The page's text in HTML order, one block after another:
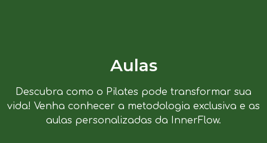
Aulas
Descubra como o Pilates pode transformar sua
vida! Venha conhecer a metodologia exclusiva e as
aulas personalizadas da InnerFlow.